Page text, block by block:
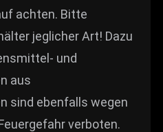
achten. Bitte
jeglicher Art! Dazu
und
aus
sind ebenfalls wegen
verboten.